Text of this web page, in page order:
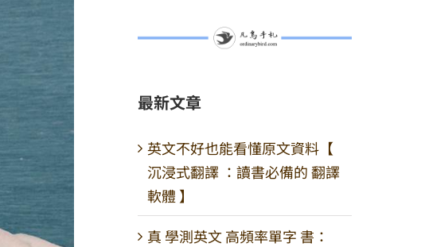
最新文章
英文不好也能看懂原文資料【
沉浸式翻譯 ：讀書必備的 翻譯
軟體 】
真 學測英文 高頻率單字 書：